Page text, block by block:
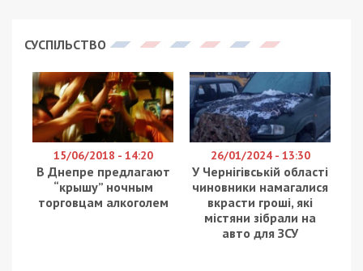
Друзья, у нас очень печальная новость. Сегодня из жизни
ушел наш дорогой Жора, Владислав Шмидт, — отметила
Векслярская.
Владислав Шмидт родился 12 сентября 1966
года. Выступать с театром КВН ДГУ начал с
октября 1987 года. Исполнял роли А. Иванова в
циклах «Вокруг плача» (1987-1999), Дуремар
(«Золотой ключик»,1988), Выталкиватель